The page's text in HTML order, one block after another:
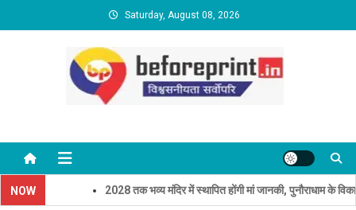
to
Saturday, August 08, 2026
NOW 2028 तक भव्य मंदिर में स्थापित होंगी मां जानकी, पुनौराधाम के विकास